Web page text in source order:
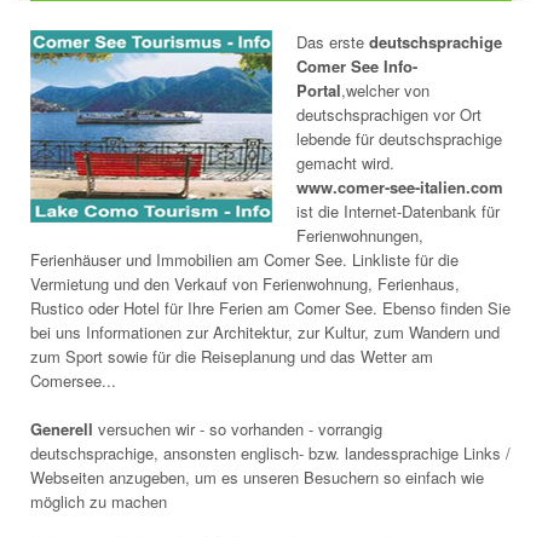
Das erste deutschsprachige
Comer See Info-
Portal,welcher von
deutschsprachigen vor Ort
lebende für deutschsprachige
gemacht wird.
www.comer-see-italien.com
ist die Internet-Datenbank für
Ferienwohnungen,
Ferienhäuser und Immobilien am Comer See. Linkliste für die
Vermietung und den Verkauf von Ferienwohnung, Ferienhaus,
Rustico oder Hotel für Ihre Ferien am Comer See. Ebenso finden Sie
bei uns Informationen zur Architektur, zur Kultur, zum Wandern und
zum Sport sowie für die Reiseplanung und das Wetter am
Comersee...
Generell versuchen wir - so vorhanden - vorrangig
deutschsprachige, ansonsten englisch- bzw. landessprachige Links /
Webseiten anzugeben, um es unseren Besuchern so einfach wie
möglich zu machen